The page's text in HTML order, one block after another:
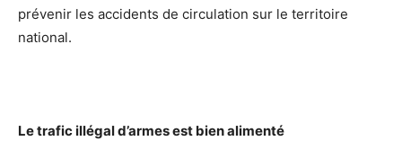
prévenir les accidents de circulation sur le territoire
national.
Le trafic illégal d’armes est bien alimenté